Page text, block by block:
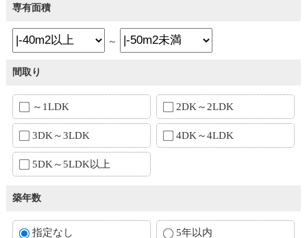
専有面積
～
間取り
～1LDK 2DK～2LDK
3DK～3LDK 4DK～4LDK
5DK～5LDK以上
築年数
指定なし 5年以内